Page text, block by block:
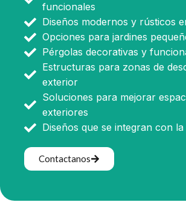
funcionales
Diseños modernos y rústicos
Opciones para jardines
Pérgolas decorativas y
Estructuras para zonas de
exterior
Soluciones para mejorar
exteriores
Diseños que se integran con
Contactanos